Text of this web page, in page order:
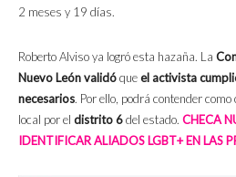
2 meses y 19 días.
Roberto Alviso ya logró esta hazaña. La
Nuevo León validóqueel activista
necesarios. Por ello, podrá contender
local por el distrito 6del estado. CHECA
IDENTIFICAR ALIADOS LGBT+ EN LAS